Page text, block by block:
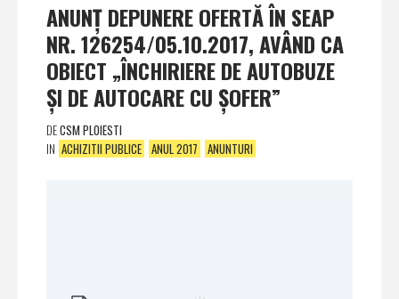
ANUNŢ DEPUNERE OFERTĂ ÎN SEAP
NR. 126254/05.10.2017, AVÂND CA
OBIECT „ÎNCHIRIERE DE AUTOBUZE
ŞI DE AUTOCARE CU ŞOFER”
DECSM PLOIESTI
IN ACHIZITII PUBLICE ANUL 2017 ANUNTURI